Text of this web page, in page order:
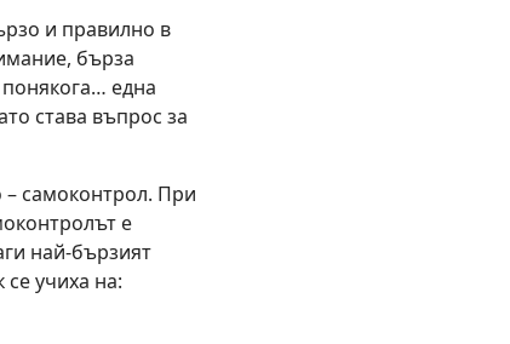
и правилно в
бърза
една
става въпрос за
самоконтрол. При
е
най-бързият
учиха на: